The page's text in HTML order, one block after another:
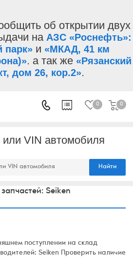
об открытии двух
на АЗС «Роснефть»:
парк» и «МКАД, 41 км
. а так же «Рязанский
дом 26, кор.2».
0 0
VIN автомобиля
Найти
Seiken
поступлении на склад
Seiken Проверить наличие